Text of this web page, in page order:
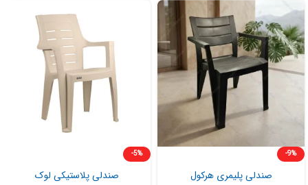
-9%
صندلی پلیمری هرکول
-5%
صندلی پلاستیکی لوک